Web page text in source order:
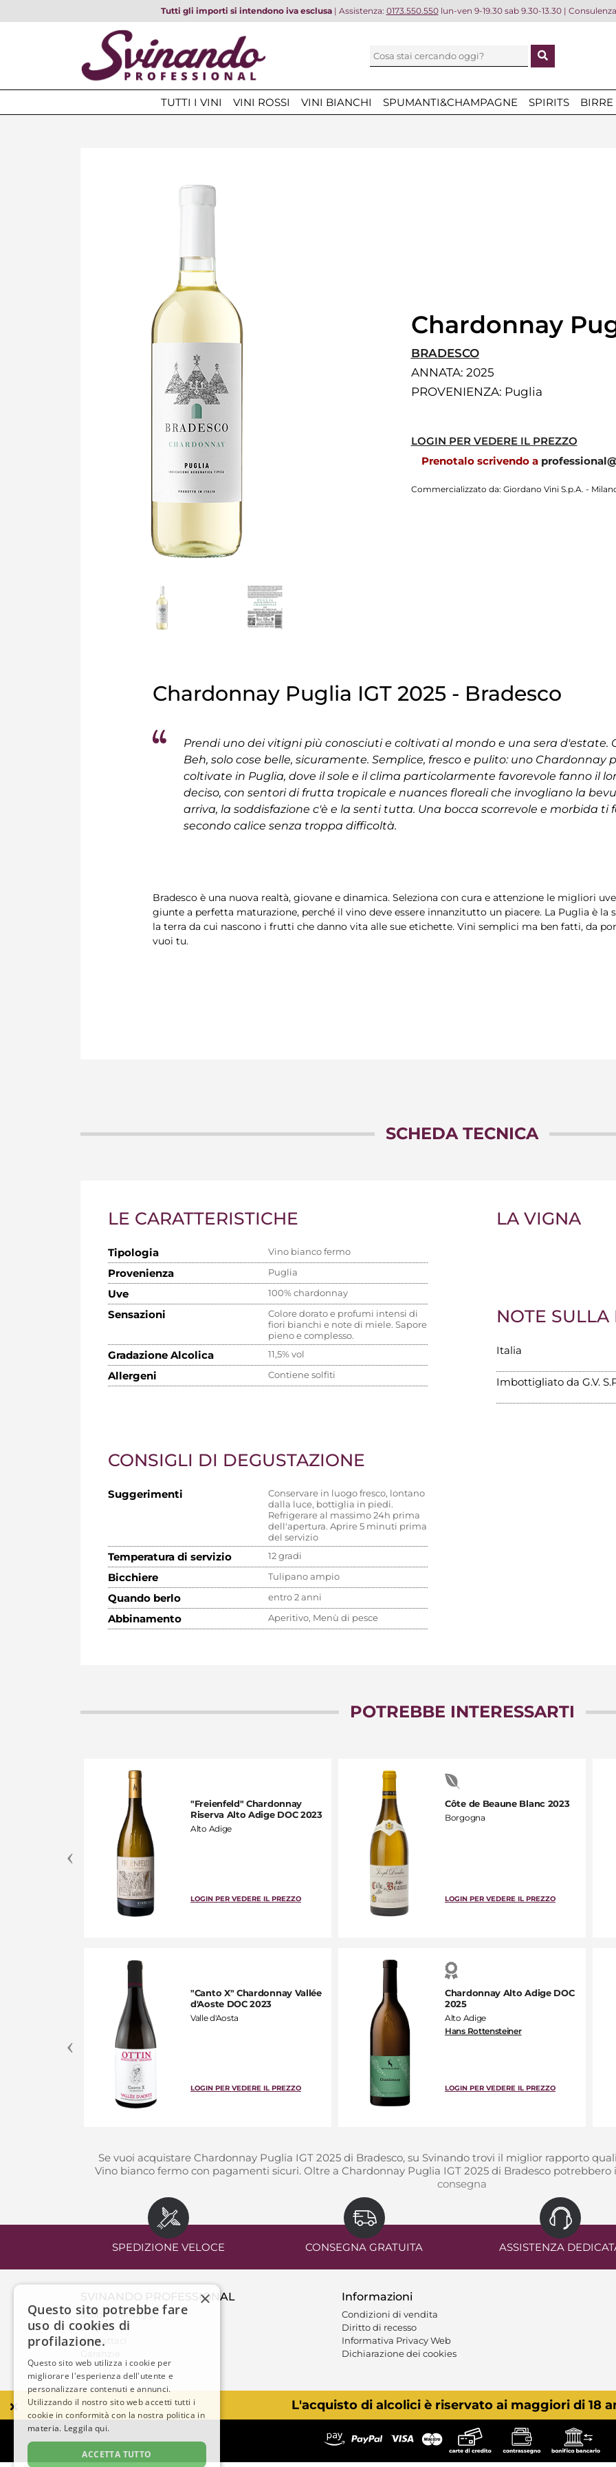
Tutti gli importi si intendono iva esclusa| Assistenza: 0173.550.550lun-ven 9-19.30 sab 9.30-13.30 |
TUTTI I VINI VINI ROSSI VINI BIANCHI SPUMANTI&CHAMPAGNE SPIRITS BIRRE
Chardonnay
BRADESCO
ANNATA: 2025
PROVENIENZA: Puglia
LOGIN PER VEDERE IL PREZZO
Prenotalo scrivendo a
Commercializzato da: Giordano Vini S.p.A. -
Chardonnay Puglia IGT 2025 - Bradesco
Prendi uno dei vitigni più conosciuti e coltivati al mondo e una sera d'estate.
Beh, solo cose belle, sicuramente. Semplice, fresco e pulito: uno Chardonnay
coltivate in Puglia, dove il sole e il clima particolarmente favorevole fanno il
deciso, con sentori di frutta tropicale e nuances floreali che invogliano la
arriva, la soddisfazione c'è e la senti tutta. Una bocca scorrevole e morbida ti
secondo calice senza troppa difficoltà.
Bradesco è una nuova realtà, giovane e dinamica. Seleziona con cura e attenzione le migliori
giunte a perfetta maturazione, perché il vino deve essere innanzitutto un piacere. La Puglia è la
la terra da cui nascono i frutti che danno vita alle sue etichette. Vini semplici ma ben fatti, da
vuoi tu.
SCHEDA TECNICA
LE CARATTERISTICHE
Tipologia Vino bianco fermo
Provenienza Puglia
Uve 100% chardonnay
Sensazioni
Colore dorato e profumi intensi di
fiori bianchi e note di miele. Sapore
pieno e complesso.
Gradazione Alcolica 11,5% vol
Allergeni Contiene solfiti
CONSIGLI DI DEGUSTAZIONE
Suggerimenti
Conservare in luogo fresco, lontano
dalla luce, bottiglia in piedi.
Refrigerare al massimo 24h prima
dell'apertura. Aprire 5 minuti prima
del servizio
Temperatura di servizio 12 gradi
Bicchiere Tulipano ampio
Quando berlo entro 2 anni
Abbinamento Aperitivo, Menù di pesce
LA VIGNA
NOTE
Italia
Imbottigliato da G.V.
POTREBBE INTERESSARTI
"Freienfeld" Chardonnay
Riserva Alto Adige DOC 2023
Alto Adige
LOGIN PER VEDERE IL PREZZO
Côte de Beaune Blanc 2023
Borgogna
LOGIN PER VEDERE IL PREZZO
"Canto X" Chardonnay Vallée
d'Aoste DOC 2023
Valle d'Aosta
LOGIN PER VEDERE IL PREZZO
Chardonnay Alto Adige DOC
2025
Alto Adige
Hans Rottensteiner
LOGIN PER VEDERE IL PREZZO
Se vuoi acquistare Chardonnay Puglia IGT 2025 di Bradesco, su Svinando trovi il miglior rapporto
Vino bianco fermo con pagamenti sicuri. Oltre a Chardonnay Puglia IGT 2025 di Bradesco
consegna
SPEDIZIONE VELOCE CONSEGNA GRATUITA ASSISTENZA
SVINANDO PROFESSIONAL
Scopri i vantaggi
FAQ
Contattaci
Informazioni
Condizioni di vendita
Diritto di recesso
Informativa Privacy Web
Dichiarazione dei cookies
L'acquisto di alcolici è riservato ai maggiori di 18
×
Questo sito potrebbe fare
uso di cookies di
profilazione.
Questo sito web utilizza i cookie per
migliorare l'esperienza dell'utente e
personalizzare contenuti e annunci.
Utilizzando il nostro sito web accetti tutti i
cookie in conformità con la nostra politica in
materia. Leggila qui.
ACCETTA TUTTO